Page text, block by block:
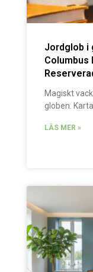
Jordglob i
Columbus
Magiskt
globen.
LÄS MER »